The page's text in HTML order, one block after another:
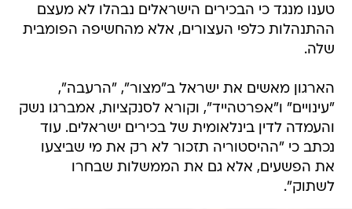
טענו מנגד כי הבכירים הישראלים נבהלו לא מעצם
ההתנהלות כלפי העצורים, אלא מהחשיפה הפומבית
שלה.
הארגון מאשים את ישראל ב"מצור", "הרעבה",
"עינויים" ו"אפרטהייד", וקורא לסנקציות, אמברגו נשק
והעמדה לדין בינלאומית של בכירים ישראלים. עוד
נכתב כי "ההיסטוריה תזכור לא רק את מי שביצעו
את הפשעים, אלא גם את הממשלות שבחרו
לשתוק".